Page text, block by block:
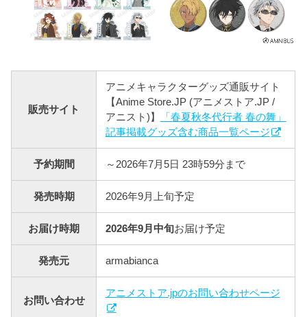
販売サイト
アニメキャラクターグッズ通販サイト
【Anime Store.JP (アニメストア.JP /
アニスト)】
「春夏秋冬代行者 春の​舞」
記事掲載グッズ含む商品一覧ページ
予約期間 ～2026年7月5日 23時59分まで
発売時期 2026年9月上旬予定
お届け時期 2026年9月中旬お届け予定
発売元 armabianca
お問い合わせ
アニメストア.jpのお問い合わせページ